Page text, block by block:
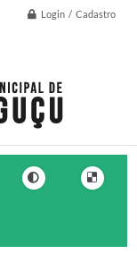
Login / Cadastro